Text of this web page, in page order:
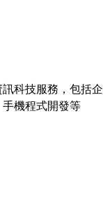
科技服務，包括企
機程式開發等